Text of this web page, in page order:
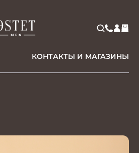
КОНТАКТЫ И МАГАЗИНЫ